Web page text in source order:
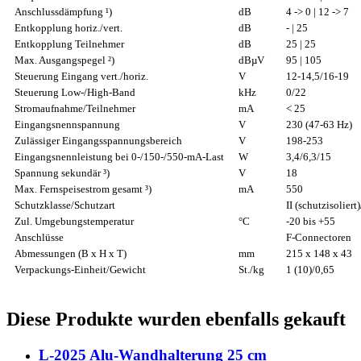
Anschlussdämpfung ¹)
dB
4 -> 0 | 12 -> 7
Entkopplung horiz./vert.
dB
- | 25
Entkopplung Teilnehmer
dB
25 | 25
Max. Ausgangspegel ²)
dBµV
95 | 105
Steuerung Eingang vert./horiz.
V
12-14,5/16-19
Steuerung Low-/High-Band
kHz
0/22
Stromaufnahme/Teilnehmer
mA
< 25
Eingangsnennspannung
V
230 (47-63 Hz)
Zulässiger Eingangsspannungsbereich
V
198-253
Eingangsnennleistung bei 0-/150-/550-mA-Last
W
3,4/6,3/15
Spannung sekundär ³)
V
18
Max. Fernspeisestrom gesamt ³)
mA
550
Schutzklasse/Schutzart
II
Zul. Umgebungstemperatur
°C
-20 bis +55
Anschlüsse
F-Connectoren
Abmessungen (B x H x T)
mm
215 x 148 x 43
Verpackungs-Einheit/Gewicht
St./kg 1 (10)/0,65
Diese Produkte wurden ebenfalls gekauft
L-2025 Alu-Wandhalterung 25 cm